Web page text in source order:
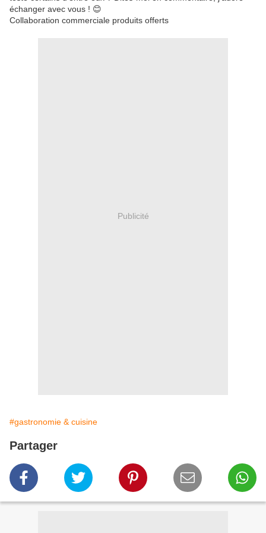
échanger avec vous ! 😊
Collaboration commerciale produits offerts
Publicité
#gastronomie & cuisine
Partager